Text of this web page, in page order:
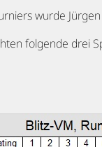
wurde
folgende drei